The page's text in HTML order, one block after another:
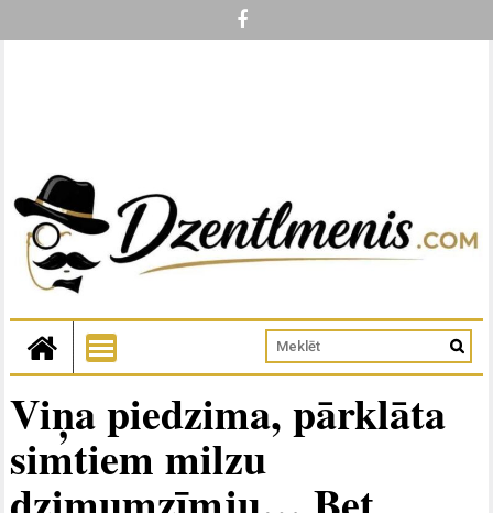
Viņa piedzima, pārklāta
simtiem milzu